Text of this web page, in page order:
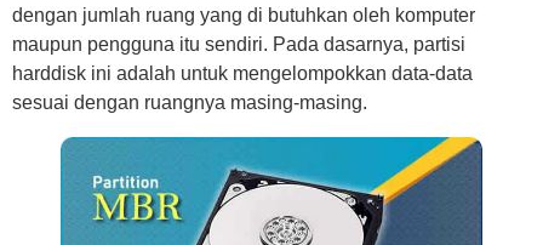
dengan jumlah ruang yang di butuhkan oleh komputer
maupun pengguna itu sendiri. Pada dasarnya, partisi
harddisk ini adalah untuk mengelompokkan data-data
sesuai dengan ruangnya masing-masing.